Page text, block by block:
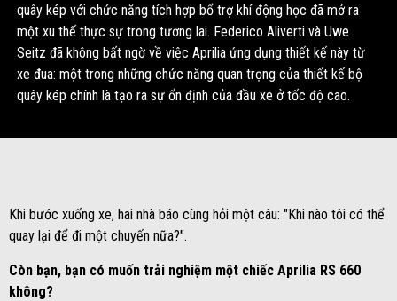
quây kép với chức năng tích hợp bổ trợ khí động học đã mở ra
một xu thế thực sự trong tương lai. Federico Aliverti và Uwe
Seitz đã không bất ngờ về việc Aprilia ứng dụng thiết kế này từ
xe đua: một trong những chức năng quan trọng của thiết kế bộ
quây kép chính là tạo ra sự ổn định của đầu xe ở tốc độ cao.
Khi bước xuống xe, hai nhà báo cùng hỏi một câu: "Khi nào tôi có thể
quay lại để đi một chuyến nữa?".
Còn bạn, bạn có muốn trải nghiệm một chiếc Aprilia RS 660
không?